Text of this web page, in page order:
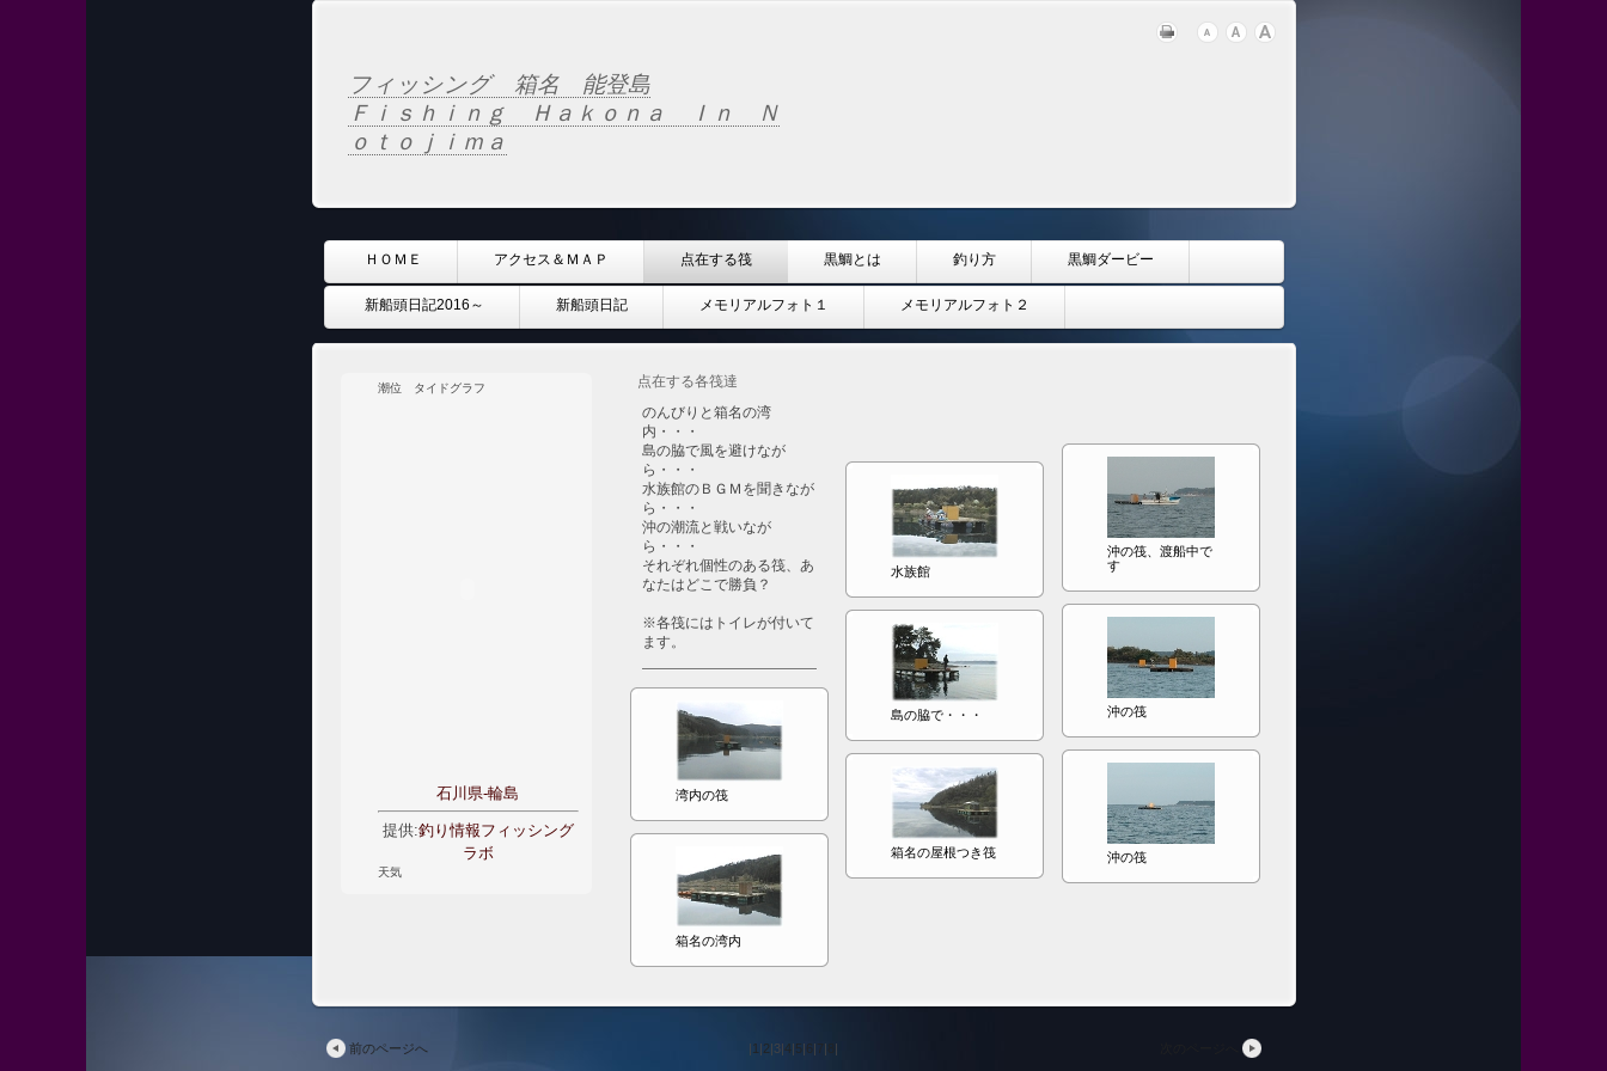
フィッシング 箱名 能登島
Ｆｉｓｈｉｎｇ Ｈａｋｏｎａ Ｉｎ Ｎ
ｏｔｏｊｉｍａ
ＨＯＭＥ アクセス＆ＭＡＰ 点在する筏 黒鯛とは 釣り方 黒鯛ダービー
新船頭日記2016～ 新船頭日記 メモリアルフォト１ メモリアルフォト２
点在する各筏達
のんびりと箱名の湾
内・・・
島の脇で風を避けなが
ら・・・
水族館のＢＧＭを聞きなが
ら・・・
沖の潮流と戦いなが
ら・・・
それぞれ個性のある筏、あ
なたはどこで勝負？
※各筏にはトイレが付いて
ます。
湾内の筏
箱名の湾内
水族館
島の脇で・・・
箱名の屋根つき筏
沖の筏、渡船中で
す
沖の筏
沖の筏
潮位 タイドグラフ
石川県-輪島
提供:釣り情報フィッシング
ラボ
天気
前のページへ |1 |2|3|4|5|6 |7| |